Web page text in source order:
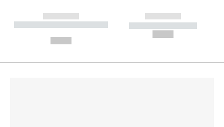
------------
----------- ----------- --------
------------
----------- -----------